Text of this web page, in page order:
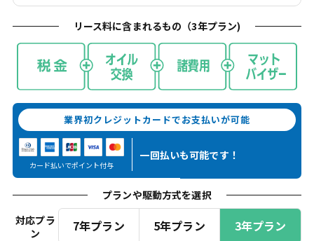
リース料に含まれるもの（3年プラン)
業界初クレジットカードでお支払いが可能
カード払いでポイント付与
一回払いも可能です！
プランや駆動方式を選択
対応プラ
ン
7年プラン 5年プラン 3年プラン